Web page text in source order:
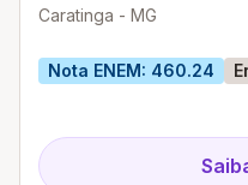
Caratinga - MG
Nota ENEM: 460.24